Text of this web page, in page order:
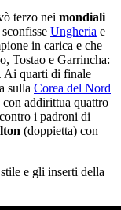
terzo nei mondiali
Ungheria e
in carica e che
Tostao e Garrincha:
. Ai quarti di finale
sulla Corea del Nord
addirittua quattro
i padroni di
(doppietta) con
e gli inserti della